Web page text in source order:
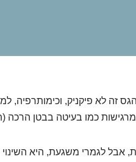
זה לא פיקניק, וכימותרפיה,
כמו בעיטה בבטן
אבל לגמרי משגעת, היא